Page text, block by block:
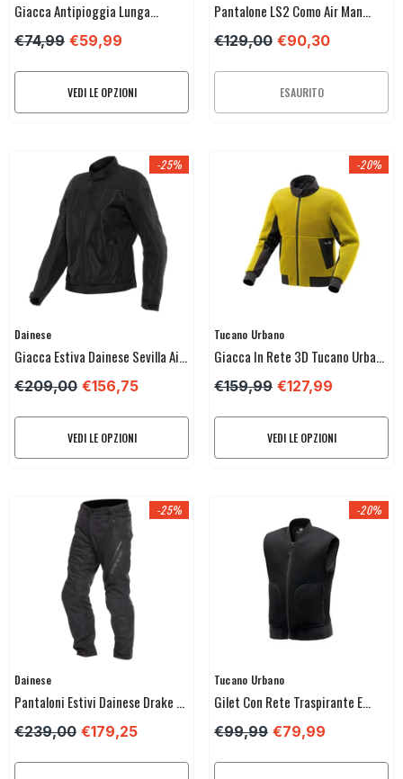
Giacca Antipioggia Lunga
Tucano Urbano Parabellum
€74,99 €59,99
VEDI LE OPZIONI
Pantalone LS2 Como Air Man
Pant
€129,00 €90,30
ESAURITO
-25%
Venditore:
Dainese
Giacca Estiva Dainese Sevilla Air
Tex Lady
€209,00 €156,75
VEDI LE OPZIONI
-20%
Venditore:
Tucano Urbano
Giacca In Rete 3D Tucano Urbano
Flowmotion
€159,99 €127,99
VEDI LE OPZIONI
-25%
Venditore:
Dainese
Pantaloni Estivi Dainese Drake 2
Super Air Trs
€239,00 €179,25
-20%
Venditore:
Tucano Urbano
Gilet Con Rete Traspirante E
Paraschiena Tucano Urbano
Flowmotion
€99,99 €79,99